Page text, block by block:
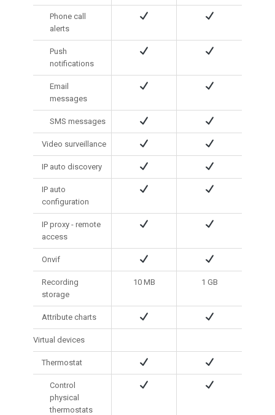
Phone call
alerts
Push
notifications
Email
messages
SMS messages
Video surveillance
IP auto discovery
IP auto
configuration
IP proxy - remote
access
Onvif
Recording
storage
10 MB 1 GB
Attribute charts
Virtual devices
Thermostat
Control
physical
thermostats